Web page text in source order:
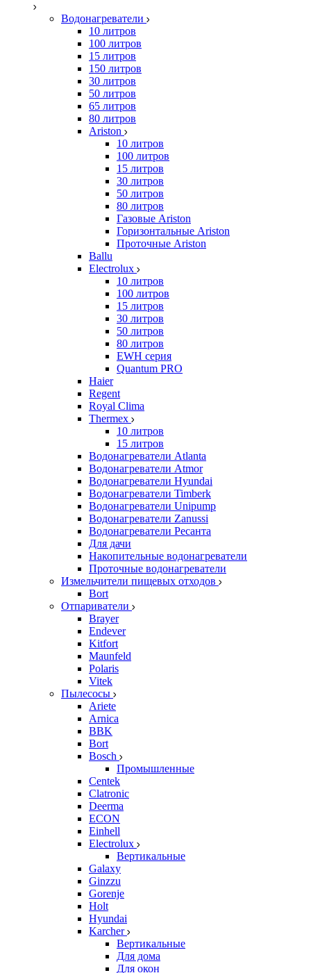
Водонагреватели
10 литров
100 литров
15 литров
150 литров
30 литров
50 литров
65 литров
80 литров
Ariston
10 литров
100 литров
15 литров
30 литров
50 литров
80 литров
Газовые Ariston
Горизонтальные Ariston
Проточные Ariston
Ballu
Electrolux
10 литров
100 литров
15 литров
30 литров
50 литров
80 литров
EWH серия
Quantum PRO
Haier
Regent
Royal Clima
Thermex
10 литров
15 литров
Водонагреватели Atlanta
Водонагреватели Atmor
Водонагреватели Hyundai
Водонагреватели Timberk
Водонагреватели Unipump
Водонагреватели Zanussi
Водонагреватели Ресанта
Для дачи
Накопительные водонагреватели
Проточные водонагреватели
Измельчители пищевых отходов
Bort
Отпариватели
Brayer
Endever
Kitfort
Maunfeld
Polaris
Vitek
Пылесосы
Ariete
Arnica
BBK
Bort
Bosch
Промышленные
Centek
Clatronic
Deerma
ECON
Einhell
Electrolux
Вертикальные
Galaxy
Ginzzu
Gorenje
Holt
Hyundai
Karcher
Вертикальные
Для дома
Для окон